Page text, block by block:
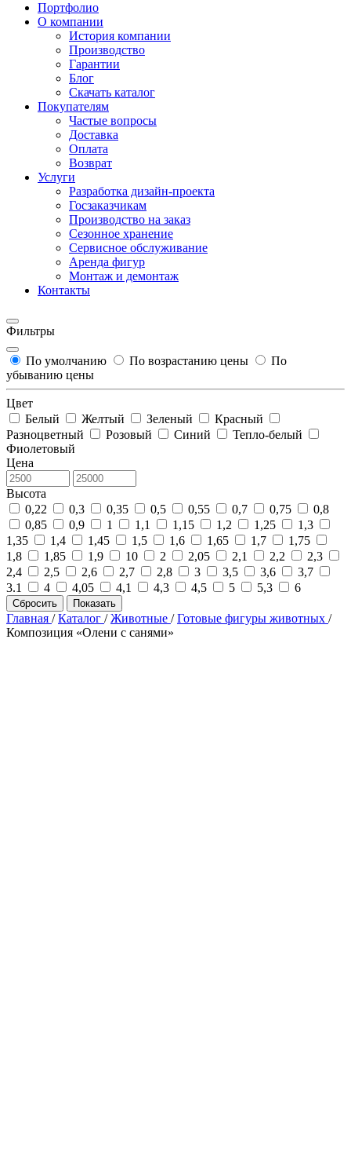
Портфолио
О компании
История компании
Производство
Гарантии
Блог
Скачать каталог
Покупателям
Частые вопросы
Доставка
Оплата
Возврат
Услуги
Разработка дизайн-проекта
Госзаказчикам
Производство на заказ
Сезонное хранение
Сервисное обслуживание
Аренда фигур
Монтаж и демонтаж
Контакты
Фильтры
По умолчанию По возрастанию цены
По
убыванию цены
Цвет
Белый
Желтый Зеленый
Красный
Разноцветный
Розовый Синий
Тепло-белый
Фиолетовый
Цена
Высота
0,22
0,3 0,35 0,5 0,55 0,7 0,75
0,8
0,85
0,9 1 1,1 1,15 1,2 1,25
1,3
1,35
1,4 1,45 1,5 1,6 1,65 1,7
1,75
1,8
1,85 1,9 10 2 2,05 2,1 2,2
2,3
2,4
2,5 2,6 2,7 2,8 3 3,5 3,6
3,7
3.1
4 4,05 4,1 4,3 4,5 5 5,3 6
Сбросить Показать
Главная /Каталог /Животные /Готовые фигуры животных /
Композиция «Олени с санями»